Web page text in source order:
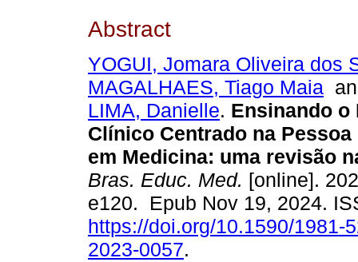
Abstract
YOGUI, Jomara Oliveira dos
MAGALHAES, Tiago Maia
LIMA, Danielle. Ensinando o
Clínico Centrado na
em Medicina: uma revisão
Bras. Educ. Med. [online].
e120. Epub Nov 19, 2024.
https://doi.org/10.1590/1981-
2023-0057.